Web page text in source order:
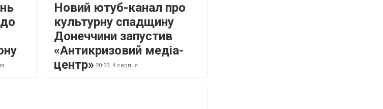
Новий ютуб-канал про
культурну спадщину
Донеччини запустив
«Антикризовий медіа-
центр» 20:33, 4 серпня